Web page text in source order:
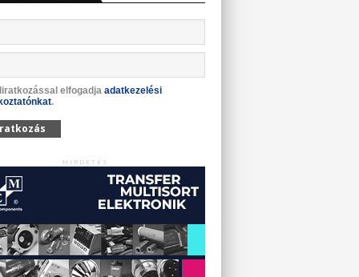
elfogadja adatkezelési
.
HIRDETÉS